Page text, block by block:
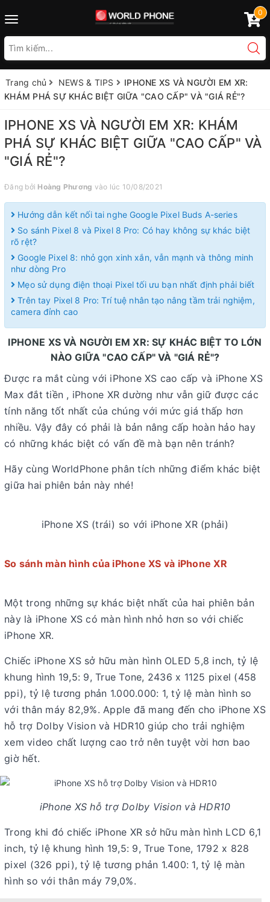
Toggle
0
Trang chủ NEWS & TIPS
IPHONE XS VÀ NGƯỜI EM XR:
KHÁM PHÁ SỰ KHÁC BIỆT GIỮA "CAO CẤP" VÀ "GIÁ RẺ"?
IPHONE XS VÀ NGƯỜI EM XR: KHÁM
PHÁ SỰ KHÁC BIỆT GIỮA "CAO CẤP" VÀ
"GIÁ RẺ"?
Đăng bởi Hoàng Phương vào lúc 10/08/2021
Hướng dẫn kết nối tai nghe Google Pixel Buds A-series
So sánh Pixel 8 và Pixel 8 Pro: Có hay không sự khác biệt
rõ rệt?
Google Pixel 8: nhỏ gọn xinh xắn, vẫn mạnh và thông minh
như dòng Pro
Mẹo sử dụng điện thoại Pixel tối ưu bạn nhất định phải biết
Trên tay Pixel 8 Pro: Trí tuệ nhân tạo nâng tầm trải nghiệm,
camera đỉnh cao
IPHONE XS VÀ NGƯỜI EM XR: SỰ KHÁC BIỆT TO LỚN
NÀO GIỮA "CAO CẤP" VÀ "GIÁ RẺ"?
Được ra mắt cùng với iPhone XS cao cấp và iPhone XS
Max đắt tiền , iPhone XR dường như vẫn giữ được các
tính năng tốt nhất của chúng với mức giá thấp hơn
nhiều. Vậy đây có phải là bản nâng cấp hoàn hảo hay
có những khác biệt có vấn đề mà bạn nên tránh?
Hãy cùng WorldPhone phân tích những điểm khác biệt
giữa hai phiên bản này nhé!
iPhone XS (trái) so với iPhone XR (phải)
So sánh màn hình của iPhone XS và iPhone XR
Một trong những sự khác biệt nhất của hai phiên bản
này là iPhone XS có màn hình nhỏ hơn so với chiếc
iPhone XR.
Chiếc iPhone XS sở hữu màn hình OLED 5,8 inch, tỷ lệ
khung hình 19,5: 9, True Tone, 2436 x 1125 pixel (458
ppi), tỷ lệ tương phản 1.000.000: 1, tỷ lệ màn hình so
với thân máy 82,9%. Apple đã mang đến cho iPhone XS
hỗ trợ Dolby Vision và HDR10 giúp cho trải nghiệm
xem video chất lượng cao trở nên tuyệt vời hơn bao
giờ hết.
iPhone XS hỗ trợ Dolby Vision và HDR10
Trong khi đó chiếc iPhone XR sở hữu màn hình LCD 6,1
inch, tỷ lệ khung hình 19,5: 9, True Tone, 1792 x 828
pixel (326 ppi), tỷ lệ tương phản 1.400: 1, tỷ lệ màn
hình so với thân máy 79,0%.